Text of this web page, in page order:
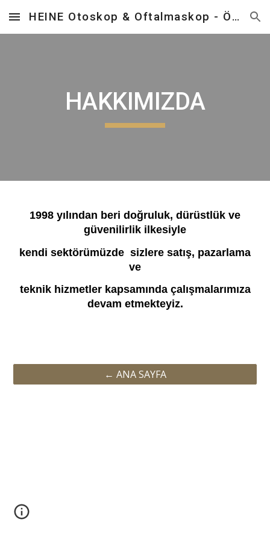
Skip to main content Skip to navigation
HEINE Otoskop & Oftalmaskop - Önder Tıbbi Cihazlar
HAKKIMIZDA
1998 yılından beri doğruluk, dürüstlük ve
güvenilirlik ilkesiyle
kendi sektörümüzde sizlere satış, pazarlama
ve
teknik hizmetler kapsamında çalışmalarımıza
devam etmekteyiz.
← ANA SAYFA